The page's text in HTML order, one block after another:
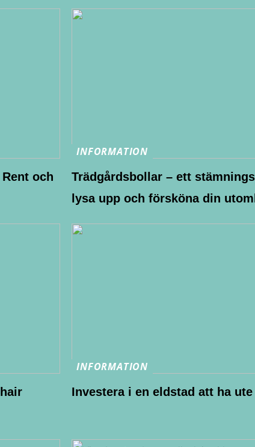
och
INFORMATION
Trädgårdsbollar – ett
lysa upp och försköna din
INFORMATION
Investera i en eldstad att ha ute